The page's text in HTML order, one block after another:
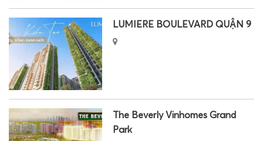
LUMIERE BOULEVARD QUẬN 9
The Beverly Vinhomes Grand
Park